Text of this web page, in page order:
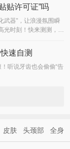
贴许可证”吗
武器”，让浪漫氛围瞬
光时刻！快来测测，你
速自测
听说牙齿也会偷偷“告
全身
头颈部
皮肤